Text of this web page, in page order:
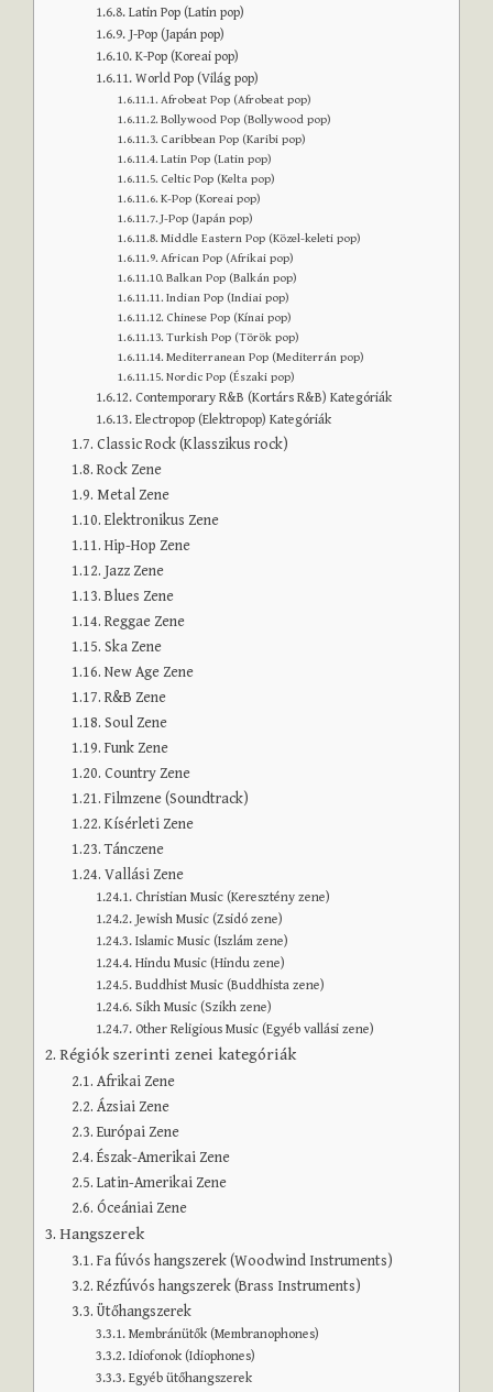
Latin Pop (Latin pop)
J-Pop (Japán pop)
K-Pop (Koreai pop)
World Pop (Világ pop)
Afrobeat Pop (Afrobeat pop)
Bollywood Pop (Bollywood pop)
Caribbean Pop (Karibi pop)
Latin Pop (Latin pop)
Celtic Pop (Kelta pop)
K-Pop (Koreai pop)
J-Pop (Japán pop)
Middle Eastern Pop (Közel-keleti pop)
African Pop (Afrikai pop)
Balkan Pop (Balkán pop)
Indian Pop (Indiai pop)
Chinese Pop (Kínai pop)
Turkish Pop (Török pop)
Mediterranean Pop (Mediterrán pop)
Nordic Pop (Északi pop)
Contemporary R&B (Kortárs R&B) Kategóriák
Electropop (Elektropop) Kategóriák
Classic Rock (Klasszikus rock)
Rock Zene
Metal Zene
Elektronikus Zene
Hip-Hop Zene
Jazz Zene
Blues Zene
Reggae Zene
Ska Zene
New Age Zene
R&B Zene
Soul Zene
Funk Zene
Country Zene
Filmzene (Soundtrack)
Kísérleti Zene
Tánczene
Vallási Zene
Christian Music (Keresztény zene)
Jewish Music (Zsidó zene)
Islamic Music (Iszlám zene)
Hindu Music (Hindu zene)
Buddhist Music (Buddhista zene)
Sikh Music (Szikh zene)
Other Religious Music (Egyéb vallási zene)
Régiók szerinti zenei kategóriák
Afrikai Zene
Ázsiai Zene
Európai Zene
Észak-Amerikai Zene
Latin-Amerikai Zene
Óceániai Zene
Hangszerek
Fa fúvós hangszerek (Woodwind Instruments)
Rézfúvós hangszerek (Brass Instruments)
Ütőhangszerek
Membránütők (Membranophones)
Idiofonok (Idiophones)
Egyéb ütőhangszerek